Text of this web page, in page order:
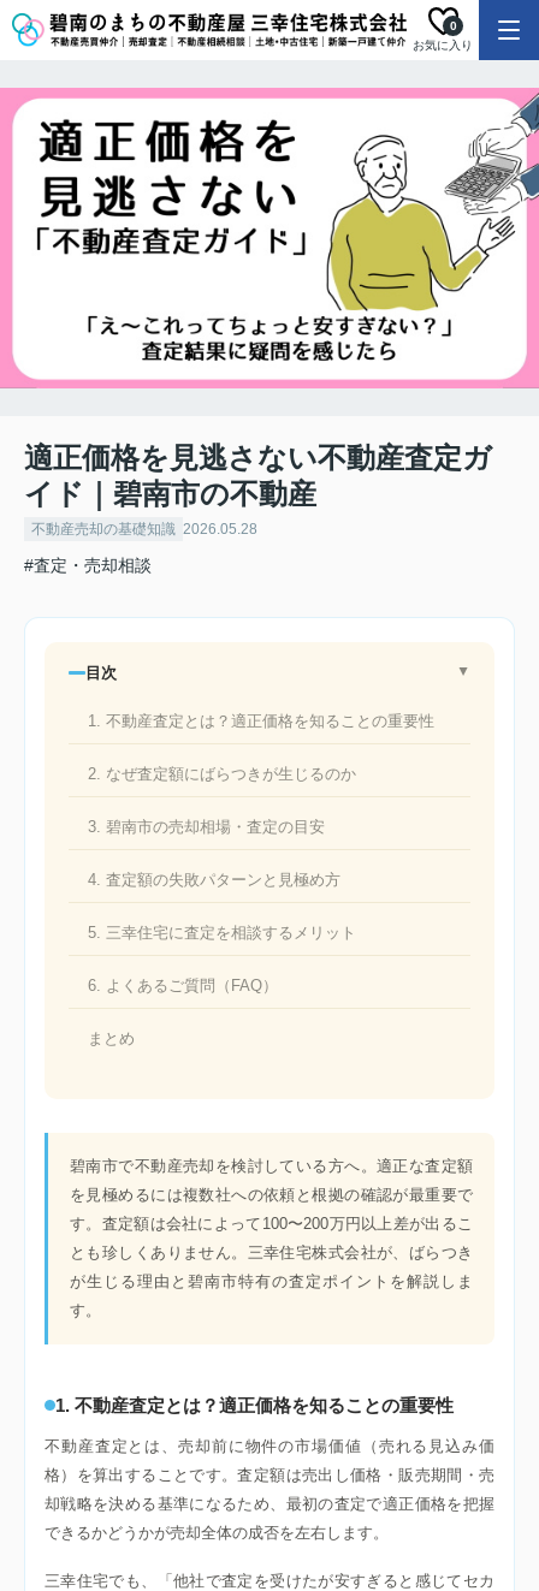
お気に入り
0
適正価格を見逃さない不動産査定ガ
イド｜碧南市の不動産
不動産売却の基礎知識 2026.05.28
#査定・売却相談
目次 ▲
1. 不動産査定とは？適正価格を知ることの重要性
2. なぜ査定額にばらつきが生じるのか
3. 碧南市の売却相場・査定の目安
4. 査定額の失敗パターンと見極め方
5. 三幸住宅に査定を相談するメリット
6. よくあるご質問（FAQ）
まとめ
碧南市で不動産売却を検討している方へ。適正な査定額
を見極めるには複数社への依頼と根拠の確認が最重要で
す。査定額は会社によって100〜200万円以上差が出るこ
とも珍しくありません。三幸住宅株式会社が、ばらつき
が生じる理由と碧南市特有の査定ポイントを解説しま
す。
1. 不動産査定とは？適正価格を知ることの重要性
不動産査定とは、売却前に物件の市場価値（売れる見込み価
格）を算出することです。査定額は売出し価格・販売期間・売
却戦略を決める基準になるため、最初の査定で適正価格を把握
できるかどうかが売却全体の成否を左右します。
三幸住宅でも、「他社で査定を受けたが安すぎると感じてセカ